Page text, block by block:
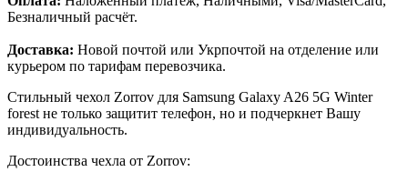
Безналичный расчёт.
Доставка: Новой почтой или Укрпочтой на отделение или
курьером по тарифам перевозчика.
Стильный чехол Zorrov для Samsung Galaxy A26 5G Winter
forest не только защитит телефон, но и подчеркнет Вашу
индивидуальность.
Достоинства чехла от Zorrov: